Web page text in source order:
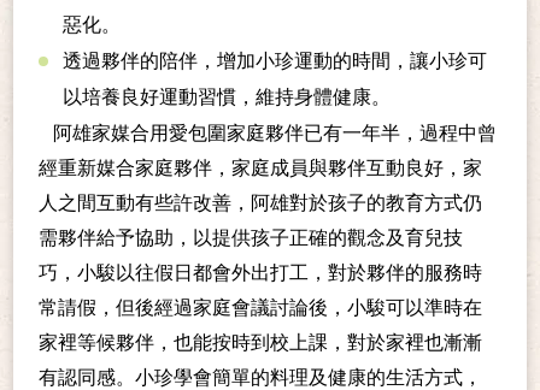
惡化。
透過夥伴的陪伴，增加小珍運動的時間，讓小珍可
以培養良好運動習慣，維持身體健康。
阿雄家媒合用愛包圍家庭夥伴已有一年半，過程中曾
經重新媒合家庭夥伴，家庭成員與夥伴互動良好，家
人之間互動有些許改善，阿雄對於孩子的教育方式仍
需夥伴給予協助，以提供孩子正確的觀念及育兒技
巧，小駿以往假日都會外出打工，對於夥伴的服務時
常請假，但後經過家庭會議討論後，小駿可以準時在
家裡等候夥伴，也能按時到校上課，對於家裡也漸漸
有認同感。小珍學會簡單的料理及健康的生活方式，